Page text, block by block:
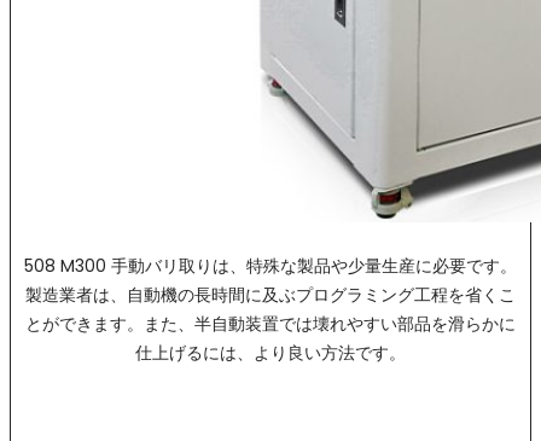
508 M300 手動バリ取りは、特殊な製品や少量生産に必要です。
製造業者は、自動機の長時間に及ぶプログラミング工程を省くこ
とができます。また、半自動装置では壊れやすい部品を滑らかに
仕上げるには、より良い方法です。